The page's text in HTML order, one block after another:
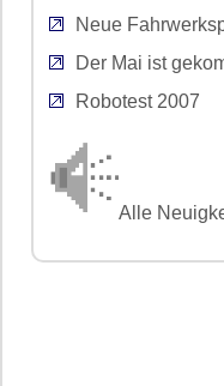
Neue
Der Mai ist
Robotest 2007
Alle